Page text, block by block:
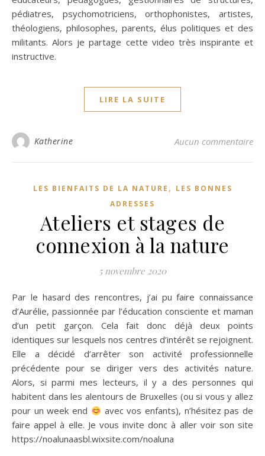
pédiatres, psychomotriciens, orthophonistes, artistes,
théologiens, philosophes, parents, élus politiques et des
militants. Alors je partage cette video très inspirante et
instructive.
LIRE LA SUITE
Katherine Aucun commentaire
LES BIENFAITS DE LA NATURE , LES BONNES
ADRESSES
Ateliers et stages de
connexion à la nature
5 novembre 2020
Par le hasard des rencontres, j’ai pu faire connaissance
d’Aurélie, passionnée par l’éducation consciente et maman
d’un petit garçon. Cela fait donc déjà deux points
identiques sur lesquels nos centres d’intérêt se rejoignent.
Elle a décidé d’arrêter son activité professionnelle
précédente pour se diriger vers des activités nature.
Alors, si parmi mes lecteurs, il y a des personnes qui
habitent dans les alentours de Bruxelles (ou si vous y allez
pour un week end
avec vos enfants), n’hésitez pas de
faire appel à elle. Je vous invite donc à aller voir son site
https://noalunaasbl.wixsite.com/noaluna